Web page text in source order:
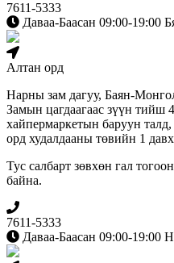
7611-5333
Даваа-Баасан 09:00-19:00
Алтан орд
Нарны зам дагуу, Баян-
Замын цагдаагаас зүүн тийш
хайпермаркетын баруун
орд худалдааны төвийн 1
Тус салбарт зөвхөн гал
байна.
7611-5333
Даваа-Баасан 09:00-19:00